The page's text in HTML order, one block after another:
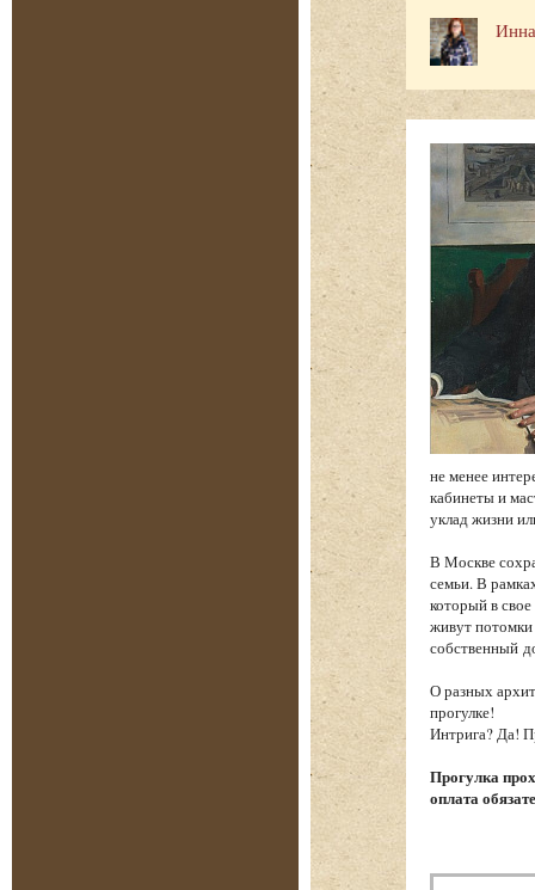
не менее
кабинеты и
уклад жизни
В Москве
семьи. В
который в
живут
собственный
О разных
прогулке!
Интрига? Да!
Прогулка
оплата